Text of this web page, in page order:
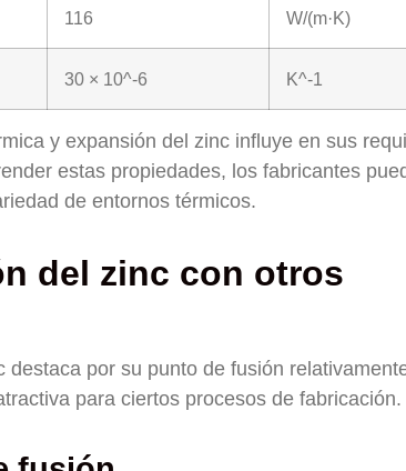
116 W/(m·K)
30 × 10^-6 K^-1
y expansión del zinc influye en sus
estas propiedades, los fabricantes
de entornos térmicos.
del zinc con otros
por su punto de fusión
para ciertos procesos de fabricación.